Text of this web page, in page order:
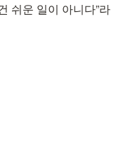
쉬운 일이 아니다”라